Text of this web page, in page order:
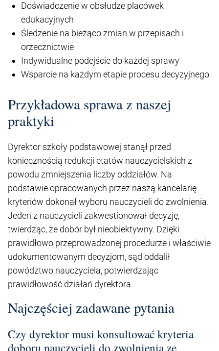
Doświadczenie w obsłudze placówek
edukacyjnych
Śledzenie na bieżąco zmian w przepisach i
orzecznictwie
Indywidualne podejście do każdej sprawy
Wsparcie na każdym etapie procesu decyzyjnego
Przykładowa sprawa z naszej
praktyki
Dyrektor szkoły podstawowej stanął przed
koniecznością redukcji etatów nauczycielskich z
powodu zmniejszenia liczby oddziałów. Na
podstawie opracowanych przez naszą kancelarię
kryteriów dokonał wyboru nauczycieli do zwolnienia.
Jeden z nauczycieli zakwestionował decyzję,
twierdząc, że dobór był nieobiektywny. Dzięki
prawidłowo przeprowadzonej procedurze i właściwie
udokumentowanym decyzjom, sąd oddalił
powództwo nauczyciela, potwierdzając
prawidłowość działań dyrektora.
Najczęściej zadawane pytania
Czy dyrektor musi konsultować kryteria
doboru nauczycieli do zwolnienia ze